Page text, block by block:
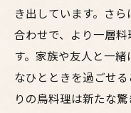
き出しています。さ
合わせで、より一層
す。家族や友人と一
なひとときを過ごせ
りの鳥料理は新たな驚